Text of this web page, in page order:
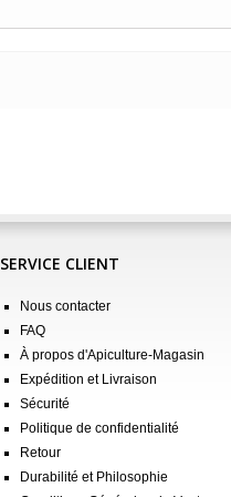
SERVICE CLIENT
Nous contacter
FAQ
À propos d'Apiculture-Magasin
Expédition et Livraison
Sécurité
Politique de confidentialité
Retour
Durabilité et Philosophie